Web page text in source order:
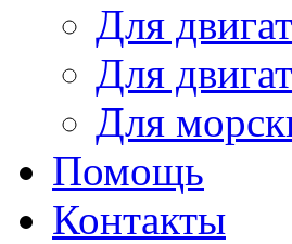
Для
Для
Для
Помощь
Контакты